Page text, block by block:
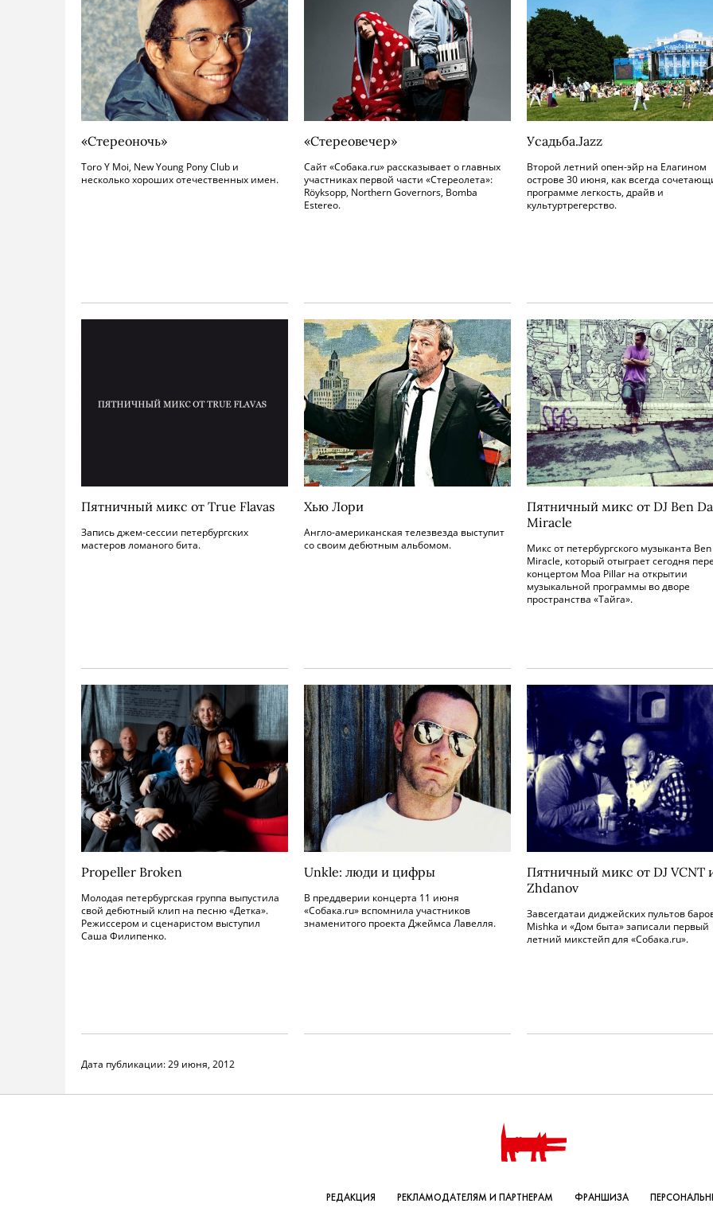
«Стереоночь»
Toro Y Moi, New Young Pony Club и
несколько хороших отечественных имен.
«Стереовечер»
Сайт «Собака.ru» рассказывает о главных
участниках первой части «Стереолета»:
Röyksopp, Northern Governors, Bomba
Estereo.
Усадьба.Jazz
Второй летний опен-эйр на Елагином
острове 30 июня, как всегда
программе легкость, драйв и
культуртрегерство.
Пятничный микс от True Flavas
Запись джем-сессии петербургских
мастеров ломаного бита.
Хью Лори
Англо-американская телезвезда выступит
со своим дебютным альбомом.
Пятничный микс от DJ Ben Da
Miracle
Микс от петербургского музыканта
Miracle, который отыграет сегодня
концертом Moa Pillar на открытии
музыкальной программы во дворе
пространства «Тайга».
Propeller Broken
Молодая петербургская группа выпустила
свой дебютный клип на песню «Детка».
Режиссером и сценаристом выступил
Саша Филипенко.
Unkle: люди и цифры
В преддверии концерта 11 июня
«Собака.ru» вспомнила участников
знаменитого проекта Джеймса Лавелля.
Пятничный микс от DJ VCNT
Zhdanov
Завсегдатаи диджейских пультов
Mishka и «Дом быта» записали первый
летний микстейп для «Собака.ru».
Дата публикации:29 июня, 2012
РЕДАКЦИЯ РЕКЛАМОДАТЕЛЯМ И ПАРТНЕРАМ ФРАНШИЗА